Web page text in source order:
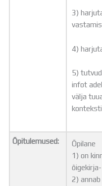
3)
4)
5)
infot
välja
Õpitulemused:
Õpilane
1) on
2)